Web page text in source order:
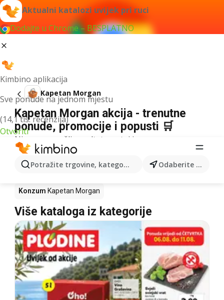
Aktualni katalozi uvijek pri ruci
Dodajte u Chrome – BESPLATNO
Kimbino aplikacija
Sve ponude na jednom mjestu
(14,1 tis. recenzija)
Otvoriti
Potražite trgovine, kategorije, proizvode... Odaberite grad
Kapetan Morgan
Kapetan Morgan akcija - trenutne
ponude, promocije i popusti 🛒
Nismo pronašli rezultate za taj izraz.
Kapetan Morgan u akciji - Gdje kupiti?
Kaufland Kapetan Morgan Lidl Kapetan Morgan
Konzum Kapetan Morgan
Više kataloga iz kategorije